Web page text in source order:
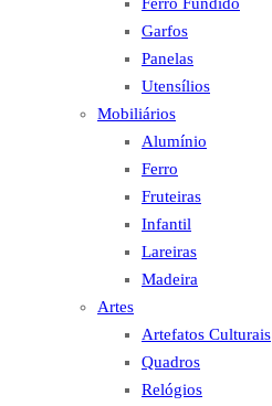
Garfos
Panelas
Utensílios
Mobiliários
Alumínio
Ferro
Fruteiras
Infantil
Lareiras
Madeira
Artes
Artefatos Culturais
Quadros
Relógios